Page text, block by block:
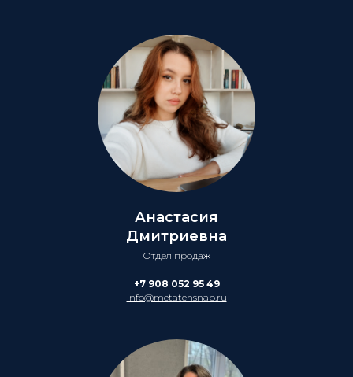
Анастасия
Дмитриевна
Отдел продаж
+7 908 052 95 49
info@metatehsnab.ru